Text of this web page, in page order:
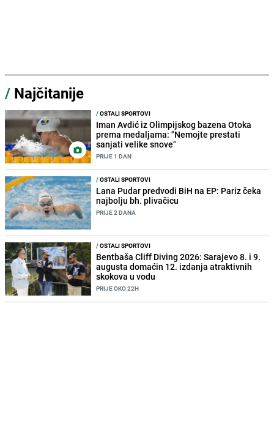
/ Najčitanije
/OSTALI SPORTOVI
Iman Avdić iz Olimpijskog bazena Otoka
prema medaljama: "Nemojte prestati
sanjati velike snove"
PRIJE 1 DAN
/OSTALI SPORTOVI
Lana Pudar predvodi BiH na EP: Pariz čeka
najbolju bh. plivačicu
PRIJE 2 DANA
/OSTALI SPORTOVI
Bentbaša Cliff Diving 2026: Sarajevo 8. i 9.
augusta domaćin 12. izdanja atraktivnih
skokova u vodu
PRIJE OKO 22H